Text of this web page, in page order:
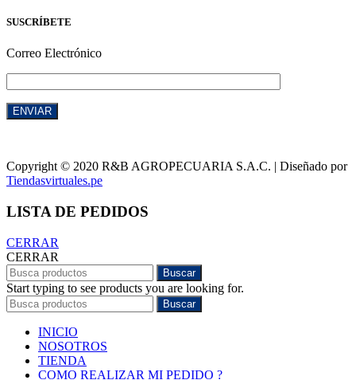
SUSCRÍBETE
Correo Electrónico
Copyright © 2020 R&B AGROPECUARIA S.A.C. | Diseñado por
Tiendasvirtuales.pe
LISTA DE PEDIDOS
CERRAR
CERRAR
Buscar
Start typing to see products you are looking for.
Buscar
INICIO
NOSOTROS
TIENDA
COMO REALIZAR MI PEDIDO ?